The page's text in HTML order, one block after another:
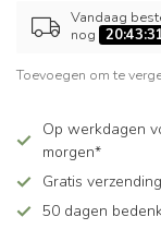
Vandaag
nog
Toevoegen om te
Op werkdagen
morgen*
Gratis
50 dagen